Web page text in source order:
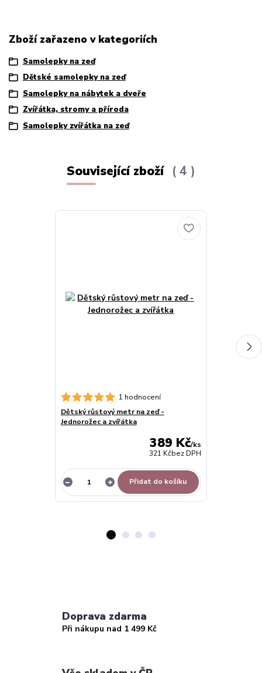
Zboží zařazeno v kategoriích
Samolepky na zeď
Dětské samolepky na zeď
Samolepky na nábytek a dveře
Zvířátka, stromy a příroda
Samolepky zvířátka na zeď
Související zboží 4
1 hodnocení
Dětský růstový metr na zeď -
Jednorožec a zvířátka
389 Kč/ks
321 Kčbez DPH
Přidat do košíku
Doprava zdarma
Při nákupu nad 1 499 Kč